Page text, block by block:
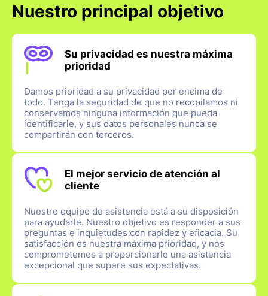
Nuestro principal objetivo
Su privacidad es nuestra máxima
prioridad
Damos prioridad a su privacidad por encima de
todo. Tenga la seguridad de que no recopilamos ni
conservamos ninguna información que pueda
identificarle, y sus datos personales nunca se
compartirán con terceros.
El mejor servicio de atención al
cliente
Nuestro equipo de asistencia está a su disposición
para ayudarle. Nuestro objetivo es responder a sus
preguntas e inquietudes con rapidez y eficacia. Su
satisfacción es nuestra máxima prioridad, y nos
comprometemos a proporcionarle una asistencia
excepcional que supere sus expectativas.